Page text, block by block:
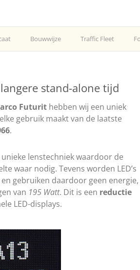
Bouwwijze Traffic Fleet
stand-alone tijd
Futurit hebben wij een uniek
gebruik maakt van de laatste
.
lenstechniek waardoor de
waar nodig. Tevens worden LED’s
gebruiken daardoor geen energie,
van 195 Watt. Dit is een reductie
LED-displays.